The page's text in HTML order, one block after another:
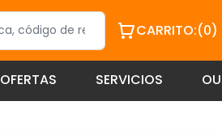
CARRITO:(0)
OFERTAS SERVICIOS